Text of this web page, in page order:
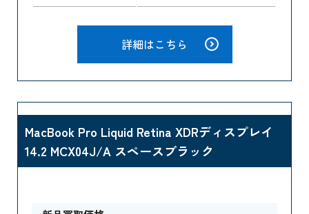
詳細はこちら
MacBook Pro Liquid Retina XDRディスプレイ
14.2 MCX04J/A スペースブラック